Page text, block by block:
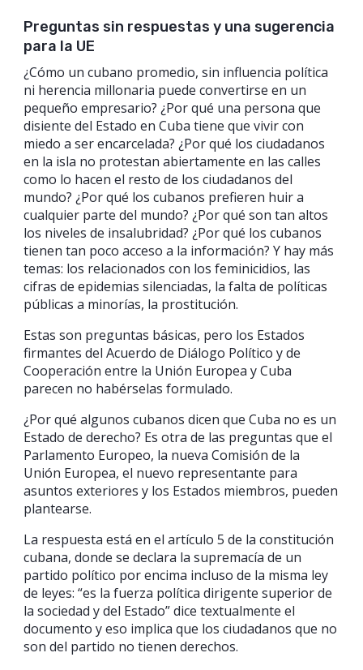
Preguntas sin respuestas y una sugerencia
para la UE
¿Cómo un cubano promedio, sin influencia política
ni herencia millonaria puede convertirse en un
pequeño empresario? ¿Por qué una persona que
disiente del Estado en Cuba tiene que vivir con
miedo a ser encarcelada? ¿Por qué los ciudadanos
en la isla no protestan abiertamente en las calles
como lo hacen el resto de los ciudadanos del
mundo? ¿Por qué los cubanos prefieren huir a
cualquier parte del mundo? ¿Por qué son tan altos
los niveles de insalubridad? ¿Por qué los cubanos
tienen tan poco acceso a la información? Y hay más
temas: los relacionados con los feminicidios, las
cifras de epidemias silenciadas, la falta de políticas
públicas a minorías, la prostitución.
Estas son preguntas básicas, pero los Estados
firmantes del Acuerdo de Diálogo Político y de
Cooperación entre la Unión Europea y Cuba
parecen no habérselas formulado.
¿Por qué algunos cubanos dicen que Cuba no es un
Estado de derecho? Es otra de las preguntas que el
Parlamento Europeo, la nueva Comisión de la
Unión Europea, el nuevo representante para
asuntos exteriores y los Estados miembros, pueden
plantearse.
La respuesta está en el artículo 5 de la constitución
cubana, donde se declara la supremacía de un
partido político por encima incluso de la misma ley
de leyes: “es la fuerza política dirigente superior de
la sociedad y del Estado” dice textualmente el
documento y eso implica que los ciudadanos que no
son del partido no tienen derechos.